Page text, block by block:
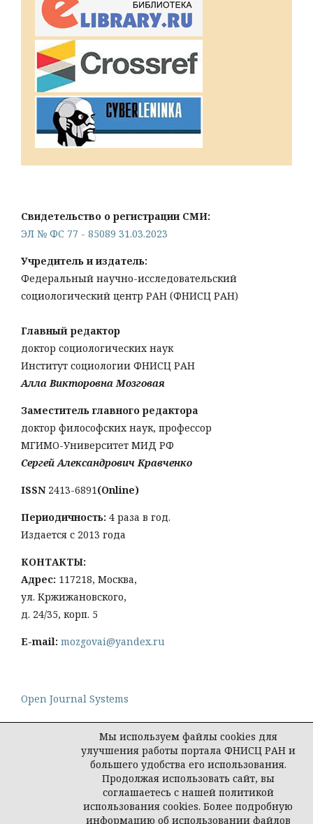
Свидетельство о регистрации СМИ:
ЭЛ № ФС 77 - 85089 31.03.2023
Учредитель и издатель:
Федеральный научно-исследовательский
социологический центр РАН (ФНИСЦ РАН)
Главный редактор
доктор социологических наук
Институт социологии ФНИСЦ РАН
Алла Викторовна Мозговая
Заместитель главного редактора
доктор философских наук, профессор
МГИМО-Университет МИД РФ
Сергей Александрович Кравченко
ISSN 2413-6891(Online)
Периодичность: 4 раза в год.
Издается с 2013 года
КОНТАКТЫ:
Адрес: 117218, Москва,
ул. Кржижановского,
д. 24/35, корп. 5
E-mail: mozgovai@yandex.ru
Open Journal Systems
Политика конфиденциальности персональных
© Социологическая наука и социальная практика,
Мы используем файлы cookies для
улучшения работы портала ФНИСЦ РАН и
большего удобства его использования.
Продолжая использовать сайт, вы
соглашаетесь с нашей политикой
использования cookies. Более подробную
информацию об использовании файлов